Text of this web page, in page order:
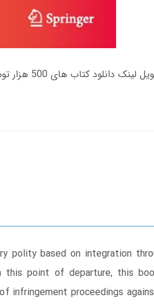
polity based on integration
this point of departure, this
infringement proceedings